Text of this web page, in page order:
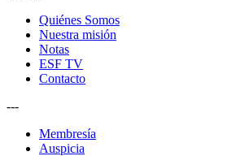
Quiénes Somos
Nuestra misión
Notas
ESF TV
Contacto
---
Membresía
Auspicia